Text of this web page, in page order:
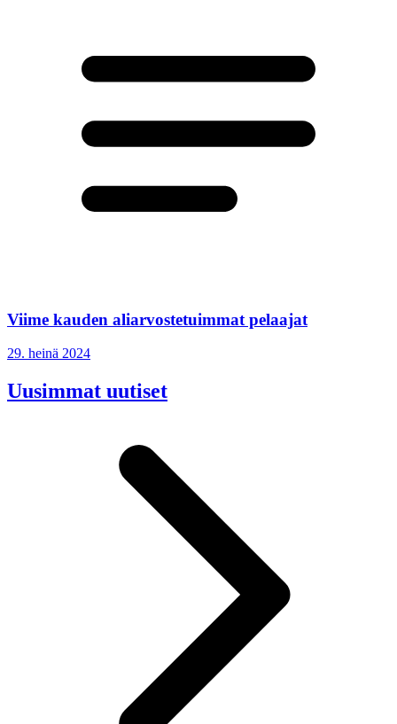
Viime kauden aliarvostetuimmat pelaajat
29. heinä 2024
Uusimmat uutiset